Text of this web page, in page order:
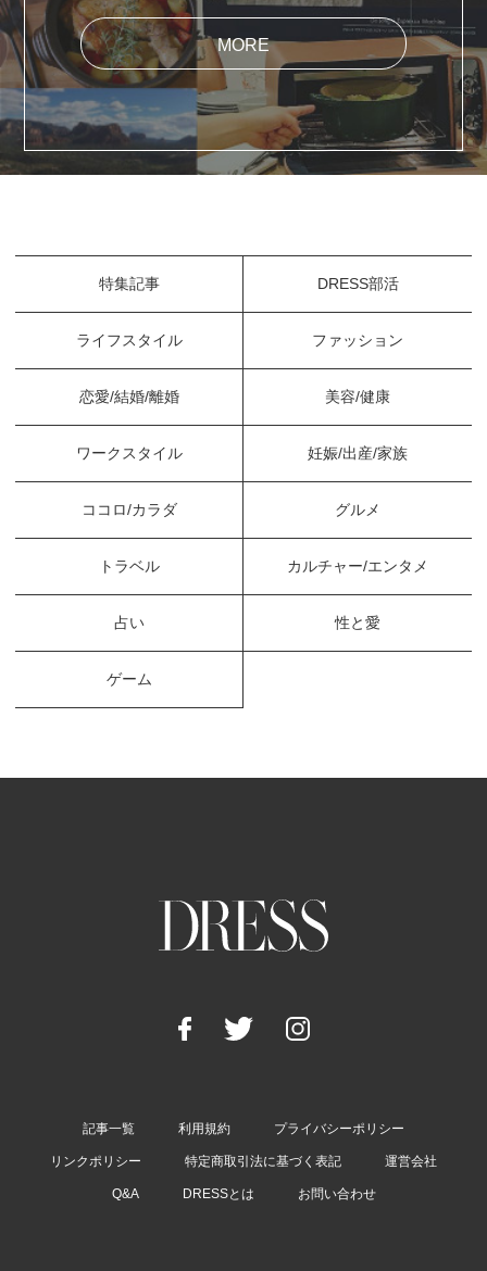
MORE
特集記事 DRESS部活
ライフスタイル ファッション
恋愛/結婚/離婚 美容/健康
ワークスタイル 妊娠/出産/家族
ココロ/カラダ グルメ
トラベル カルチャー/エンタメ
占い 性と愛
ゲーム
記事一覧 利用規約 プライバシーポリシー
リンクポリシー 特定商取引法に基づく表記 運営会社
Q&A DRESSとは お問い合わせ